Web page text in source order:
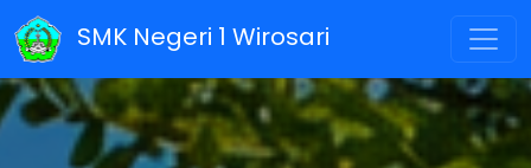
SMK Negeri 1 Wirosari